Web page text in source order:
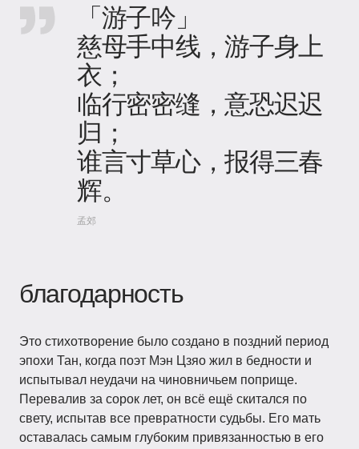
「游子吟」
慈母手中线，游子身上
衣；
​临行密密缝，意恐迟迟
归；
​谁言寸草心，报得三春
辉。
孟郊
благодарность
Это стихотворение было создано в поздний период
эпохи Тан, когда поэт Мэн Цзяо жил в бедности и
испытывал неудачи на чиновничьем поприще.
Перевалив за сорок лет, он всё ещё скитался по
свету, испытав все превратности судьбы. Его мать
оставалась самым глубоким привязанностью в его